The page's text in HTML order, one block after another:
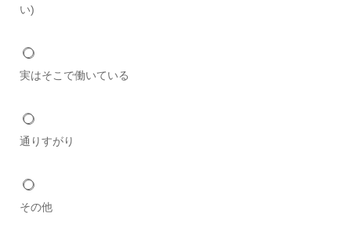
い)
実はそこで働いている
通りすがり
その他